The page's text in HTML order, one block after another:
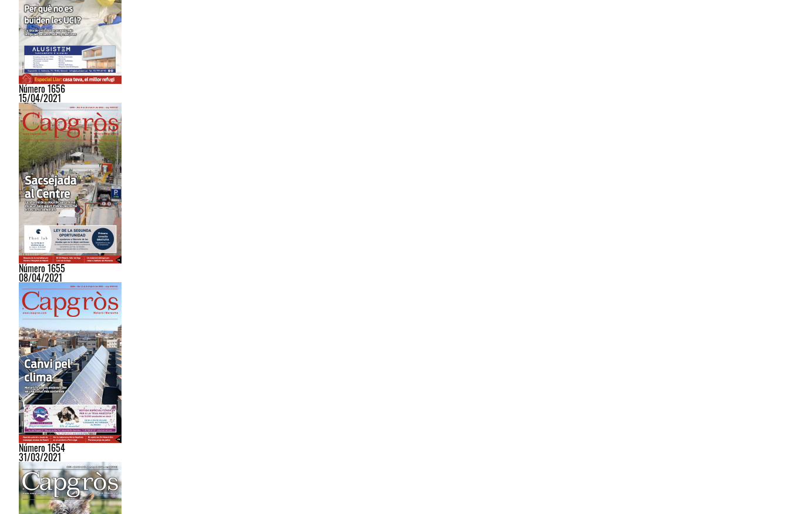
Número 1656
15/04/2021
Número 1655
08/04/2021
Número 1654
31/03/2021